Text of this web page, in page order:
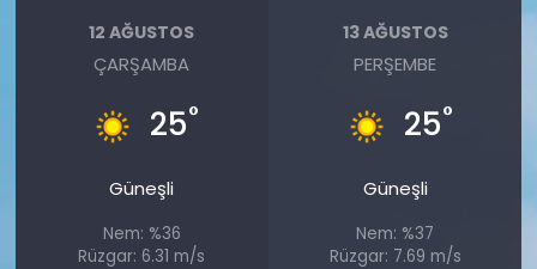
12 AĞUSTOS
ÇARŞAMBA
25°
Güneşli
Nem: %36
Rüzgar: 6.31 m/s
13 AĞUSTOS
PERŞEMBE
25°
Güneşli
Nem: %37
Rüzgar: 7.69 m/s